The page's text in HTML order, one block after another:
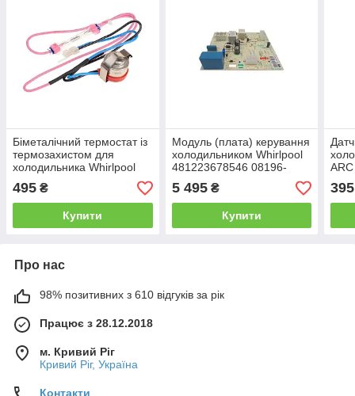
Біметалічний термостат із
термозахистом для
холодильника Whirlpool
495 ₴
Купити
Модуль (плата) керування
холодильником Whirlpool
481223678546 08196-
5 495₴
Купити
395
Про нас
98% позитивних з 610 відгуків за рік
Працює з 28.12.2018
м. Кривий Ріг
Кривий Ріг, Україна
Контакти